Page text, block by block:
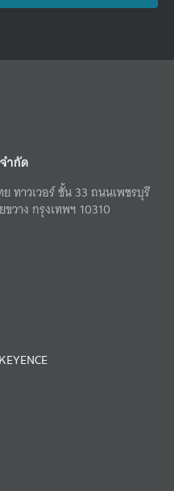
ำกัด
ทาวเวอร์ ชั้น 33 ถนนเพชรบุรี
วาง กรุงเทพฯ 10310